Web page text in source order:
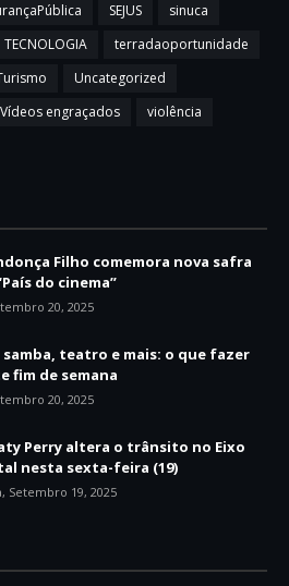
SEJUS
sinuca
TECNOLOGIA
terradaoportunidade
Uncategorized
Vídeos engraçados
violência
Filho comemora nova safra
do cinema”
20, 2025
teatro e mais: o que fazer
fim de semana
20, 2025
Perry altera o trânsito no Eixo
nesta sexta-feira (19)
Setembro 19, 2025